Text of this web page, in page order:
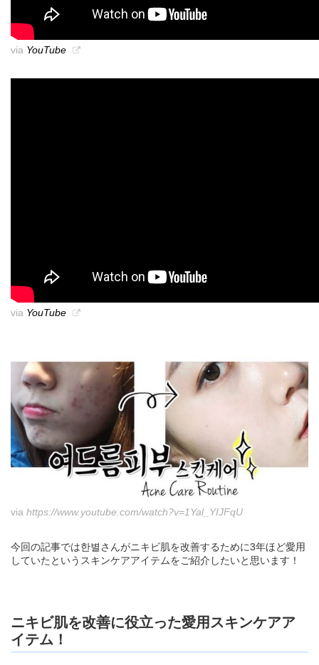
via YouTube
via YouTube
via https://www.youtube.com/watch?v=1Yal_YIJFqU
今回の記事では한별さんがニキビ肌を改善するために3年ほど愛用
していたというスキンケアアイテムをご紹介したいと思います！
ニキビ肌を改善に役立った愛用スキンケアア
イテム！